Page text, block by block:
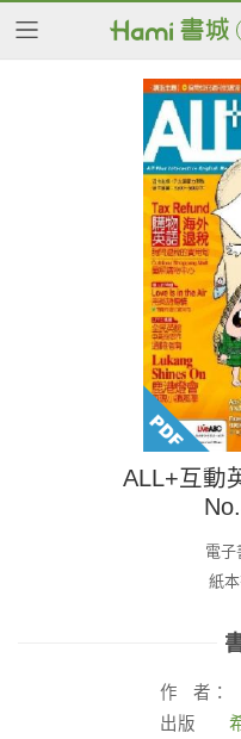
ALL+互動
電子
紙
作
者：
出版